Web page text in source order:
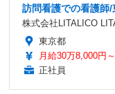
訪問看護での看護師
株式会社LITALICO
東京都
月給30万8,000円
正社員